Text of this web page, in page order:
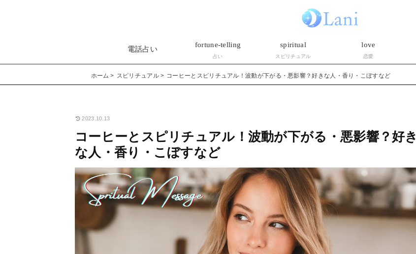
電話占い
fortune-telling
占い
spiritual
スピリチュアル
love
恋愛
ホーム スピリチュアル コーヒーとスピリチュアル！波動が下がる・悪影響？好きな人・香り・こぼすなど
2023.10.13
コーヒーとスピリチュアル！波動が下がる・悪影響？好き
な人・香り・こぼすなど